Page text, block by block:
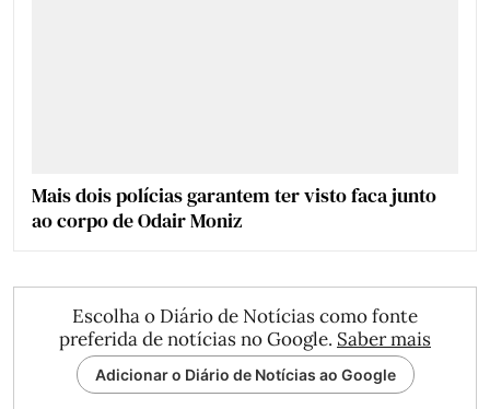
Mais dois polícias garantem ter visto faca junto
ao corpo de Odair Moniz
Escolha o Diário de Notícias como fonte
preferida de notícias no Google. Saber mais
Adicionar o Diário de Notícias ao Google